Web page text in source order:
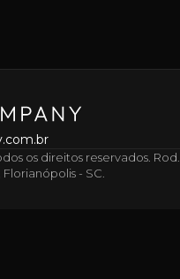
os direitos reservados. Rod.
- SC.